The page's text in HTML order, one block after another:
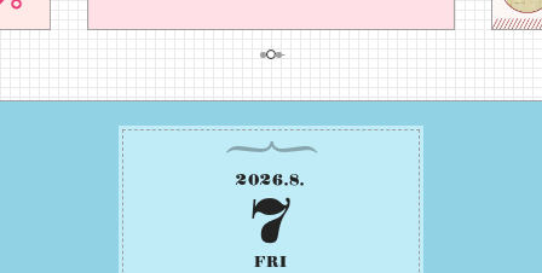
2026.8.
7
FRI